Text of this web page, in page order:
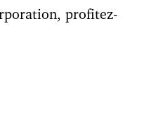
profitez-